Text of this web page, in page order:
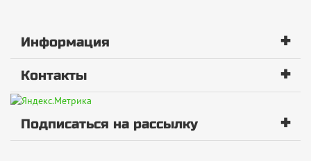
Информация +
Контакты +
Подписаться на рассылку +